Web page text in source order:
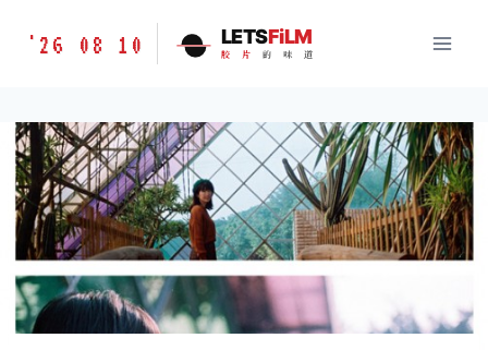
胶
味
道
LETSFILM
'26 08 10 LETSFiLM
胶 片 的 味 道